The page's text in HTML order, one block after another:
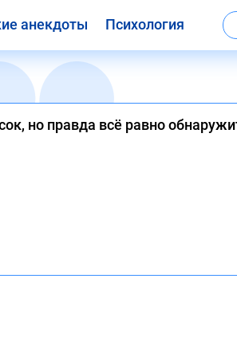
анекдоты Психология
но правда всё равно